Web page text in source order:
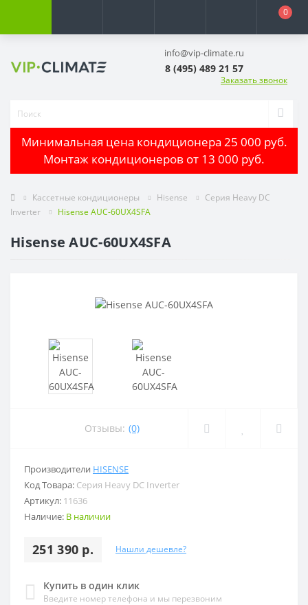
0
info@vip-climate.ru
8 (495) 489 21 57
Заказать звонок
Минимальная цена кондиционера 25 000 руб.
Монтаж кондиционеров от 13 000 руб.
Кассетные кондиционеры Hisense
Серия Heavy DC
Inverter
Hisense AUC-60UX4SFA
Hisense AUC-60UX4SFA
Отзывы: (0)
Производители HISENSE
Код Товара: Серия Heavy DC Inverter
Артикул: 11636
Наличие: В наличии
251 390 р. Нашли дешевле?
Купить в один клик
Введите номер телефона и мы перезвоним